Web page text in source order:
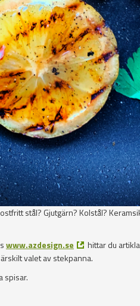
stål? Gjutgärn? Kolstål?
www.azdesign.se
hittar du
valet av stekpanna.
spisar.